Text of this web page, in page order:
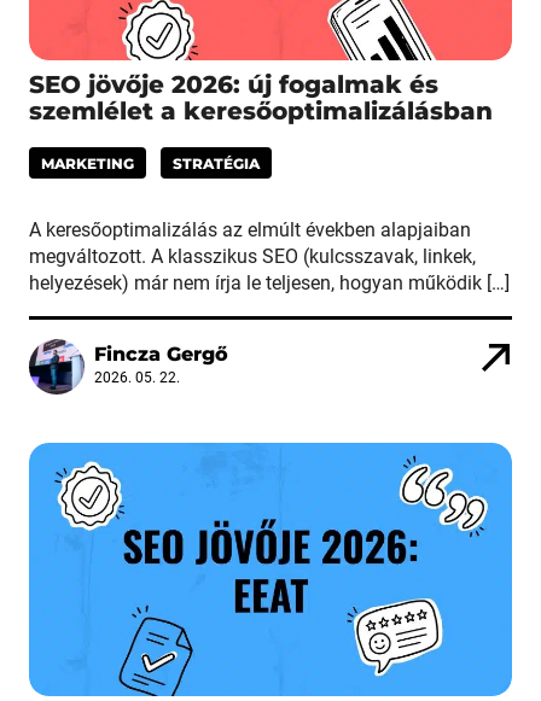
SEO jövője 2026: új fogalmak és
szemlélet a keresőoptimalizálásban
MARKETING STRATÉGIA
A keresőoptimalizálás az elmúlt években alapjaiban
megváltozott. A klasszikus SEO (kulcsszavak, linkek,
helyezések) már nem írja le teljesen, hogyan működik […]
Fincza Gergő
2026. 05. 22.